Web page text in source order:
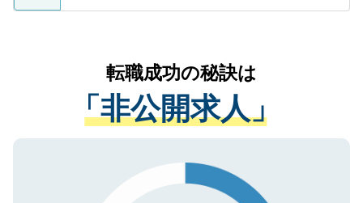
ているすべての個人データはご本人の許可
は、個人情報の取り扱いについての厳密な
管理基準を満たした事業者のみに付与され
る、プライバシーマークを取得済みです。
で、機密保持に関してもご安心ください。
かがいして、現在の医療機関の状況や紹介
経験をまじえながら、適切なアドバイスを
させていただきます。すぐにご転職をされ
ない方には、長期的なサポートが可能です
ので、まずはご登録ください。
転職成功の秘訣は
「非公開求人」